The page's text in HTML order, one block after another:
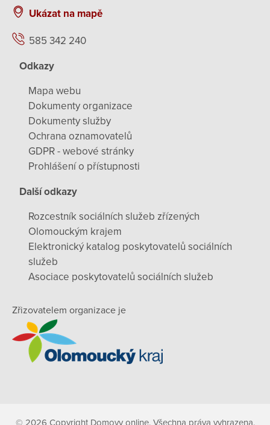
Ukázat na mapě
585 342 240
Odkazy
Mapa webu
Dokumenty organizace
Dokumenty služby
Ochrana oznamovatelů
GDPR - webové stránky
Prohlášení o přístupnosti
Další odkazy
Rozcestník sociálních služeb zřízených
Olomouckým krajem
Elektronický katalog poskytovatelů sociálních
služeb
Asociace poskytovatelů sociálních služeb
Zřizovatelem organizace je
© 2026 Copyright Domovy online. Všechna práva vyhrazena.